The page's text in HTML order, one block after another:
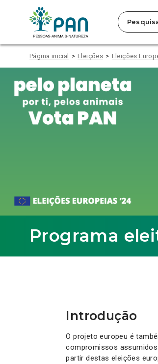
conteúdo
da
Página inicial Eleições Eleições
Programa
Introdução
O projeto europeu é
compromissos
partir destas eleições